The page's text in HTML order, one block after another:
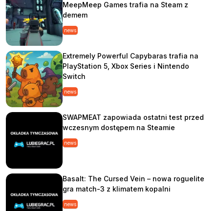
MeepMeep Games trafia na Steam z
demem
news
Extremely Powerful Capybaras trafia na
PlayStation 5, Xbox Series i Nintendo
Switch
news
SWAPMEAT zapowiada ostatni test przed
wczesnym dostępem na Steamie
news
Basalt: The Cursed Vein – nowa roguelite
gra match-3 z klimatem kopalni
news